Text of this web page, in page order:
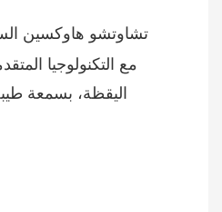
اليقظة، بسمعة